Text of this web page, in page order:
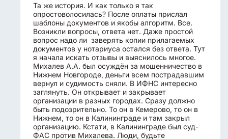
Та же история. И как только я так
опростоволосилась? После оплаты прислал
шаблоны документов и якобы алгоритм. Все.
Возникли вопросы, ответа нет. Даже простой
вопрос надо ли заверять копии прилагаемых
документов у нотариуса остался без ответа. Тут
я начала искать отзывы и выяснилось многое.
Михалев А.А. был осуждён за мошенничество в
Нижнем Новгороде, деньги всем пострадавшим
вернул и судимость сняли. В ИФНС интересно
заглянуть. Он открывает и закрывает
организации в разных городах. Сразу должно
быть подозрительно. То он в Кемерово, то он в
Нижнем, то он в Калининграде и там закрыл
организацию. Кстати, в Калининграде был суд-
ФАС против Михалева. Люди, будьте